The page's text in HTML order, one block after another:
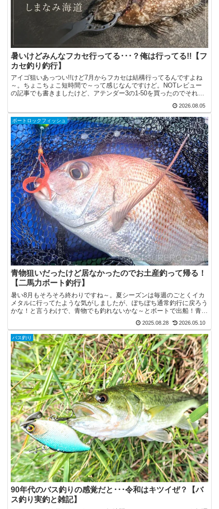
暑いけどみんなフカセ行ってる･･･？俺は行ってる!!【フ
カセ釣り釣行】
アイゴ狙いあっつい!!けど7月からフカセは結構行ってるんですよね
～。ちょこちょこ短時間で～って感じなんですけど。NOTレビュー
の記事でも書きましたけど、アテンダー3の1-50を買ったのでそれ曲
2026.08.05
ボートロックフィッシュ
青物狙いだったけど居なかったのでお土産釣って帰る！
【二馬力ボート釣行】
暑い8月もそろそろ終わりですね～。夏シーズンは毎週のごとくイカ
メタルに行ってたような気がしましたが、ぼちぼち通常釣行に戻ろう
かな！と言うわけで、青物でも釣れないかな～とボートで出船！青物
2025.08.28 2026.05.10
バス釣り
90年代のバス釣りの感覚だと･･･令和はキツイぜ？【バ
ス釣り実釣と雑記】